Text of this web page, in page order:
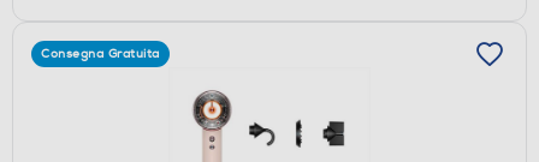
Consegna Gratuita